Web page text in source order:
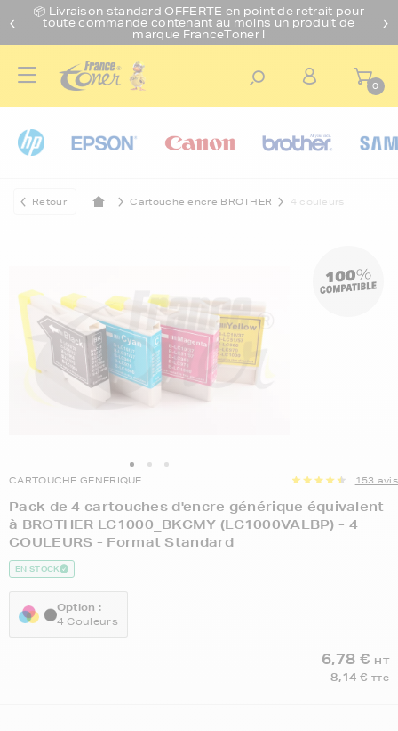
📦 Livraison standard OFFERTE en point de retrait pour
toute commande contenant au moins un produit de
marque FranceToner !
0
Retour Cartouche encre BROTHER 4 couleurs
CARTOUCHE GENERIQUE 153 avis
Pack de 4 cartouches d'encre générique équivalent
à BROTHER LC1000_BKCMY (LC1000VALBP) - 4
COULEURS - Format Standard
EN STOCK
Option :
4 Couleurs
6,78 € HT
8,14 € TTC